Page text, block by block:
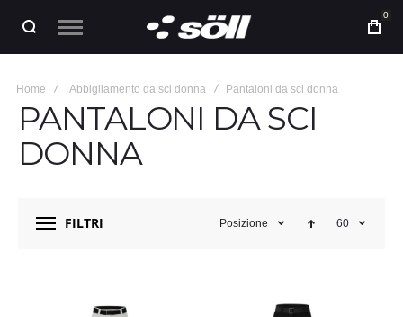
0
Home Abbigliamento da sci donna Pantaloni da sci donna
PANTALONI DA SCI
DONNA
FILTRI Posizione 60